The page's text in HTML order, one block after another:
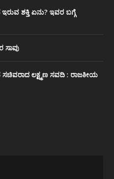
ಶಕ್ತಿ ಏನು? ಇವರ ಬಗ್ಗೆ
ಸಾವು
ಸಚಿವರಾದ ಲಕ್ಷ್ಮಣ ಸವದಿ : ರಾಜಕೀಯ